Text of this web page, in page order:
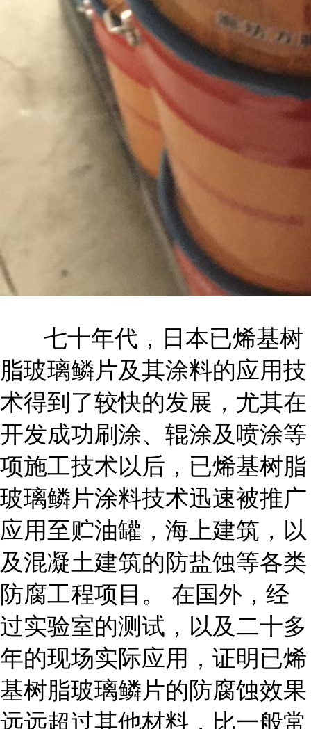
七十年代，日本已烯基树
脂玻璃鳞片及其涂料的应用技
术得到了较快的发展，尤其在
开发成功刷涂、辊涂及喷涂等
项施工技术以后，已烯基树脂
玻璃鳞片涂料技术迅速被推广
应用至贮油罐，海上建筑，以
及混凝土建筑的防盐蚀等各类
防腐工程项目。 在国外，经
过实验室的测试，以及二十多
年的现场实际应用，证明已烯
基树脂玻璃鳞片的防腐蚀效果
远远超过其他材料，比一般常